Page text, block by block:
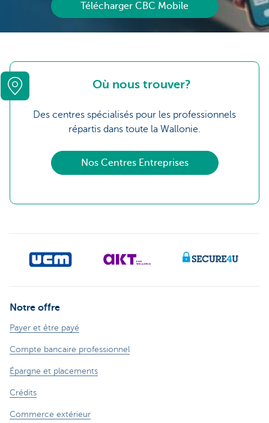
Télécharger CBC Mobile
Où nous trouver?
Des centres spécialisés pour les professionnels
répartis dans toute la Wallonie.
Nos Centres Entreprises
Notre offre
Payer et être payé
Compte bancaire professionnel
Épargne et placements
Crédits
Commerce extérieur